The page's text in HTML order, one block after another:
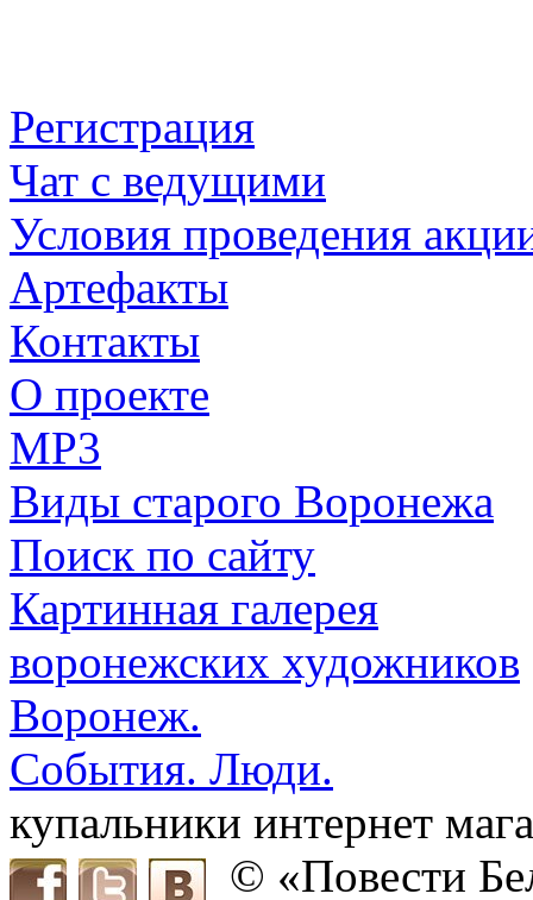
Регистрация
Чат с ведущими
Условия проведения
Артефакты
Контакты
О проекте
MP3
Виды старого Воронежа
Поиск по сайту
Картинная галерея
воронежских художников
Воронеж.
События. Люди.
купальники интернет
© «Повести